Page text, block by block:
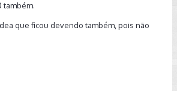
achei o do Focus melhor. Mas
pelas minhas prioridades (avaliação
era possível pegar um TSI
também.
que ficou devendo também, pois não